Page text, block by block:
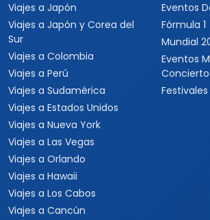
Viajes a Japón
Viajes a Japón y Corea del
Sur
Viajes a Colombia
Viajes a Perú
Viajes a Sudamérica
Viajes a Estados Unidos
Viajes a Nueva York
Viajes a Las Vegas
Viajes a Orlando
Viajes a Hawaii
Viajes a Los Cabos
Viajes a Cancún
Eventos
Fórmula 1
Mundial
Eventos
Festivales